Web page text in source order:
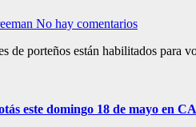
No hay comentarios
de porteños están habilitados para
este domingo 18 de mayo en